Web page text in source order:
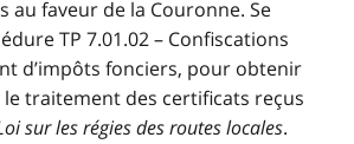
au faveur de la Couronne. Se
TP 7.01.02 – Confiscations
d’impôts fonciers, pour obtenir
traitement des certificats reçus
sur les régies des routes locales.